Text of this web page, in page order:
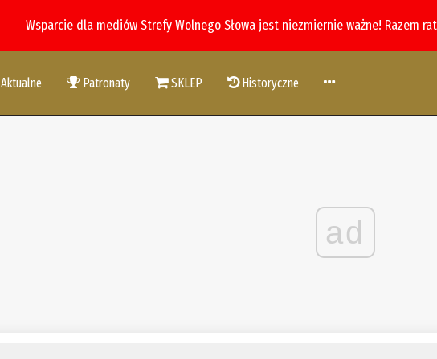
Wsparcie dla mediów Strefy Wolnego Słowa jest niezmiernie ważne! Razem
Aktualne Patronaty SKLEP Historyczne
ad